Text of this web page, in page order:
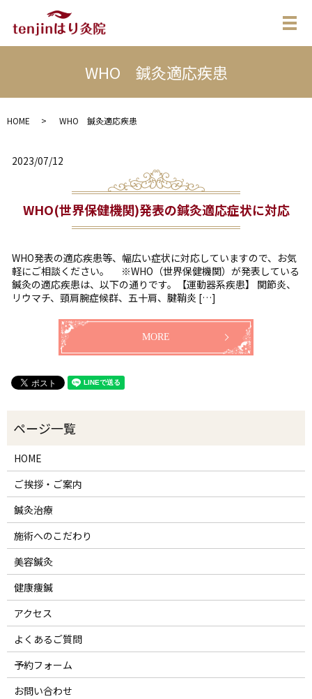
メ
WHO 鍼灸適応疾患
HOME WHO 鍼灸適応疾患
2023/07/12
WHO(世界保健機関)発表の鍼灸適応症状に対応
WHO発表の適応疾患等、幅広い症状に対応していますので、お気
軽にご相談ください。 ※WHO（世界保健機関）が発表している
鍼灸の適応疾患は、以下の通りです。【運動器系疾患】 関節炎、
リウマチ、頸肩腕症候群、五十肩、腱鞘炎 […]
MORE
HOME
ご挨拶・ご案内
鍼灸治療
施術へのこだわり
美容鍼灸
健康痩鍼
アクセス
よくあるご質問
予約フォーム
お問い合わせ